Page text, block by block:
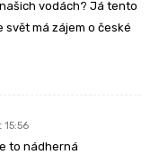
vodách? Já tento
svět má zájem o české
15:56
to nádherná